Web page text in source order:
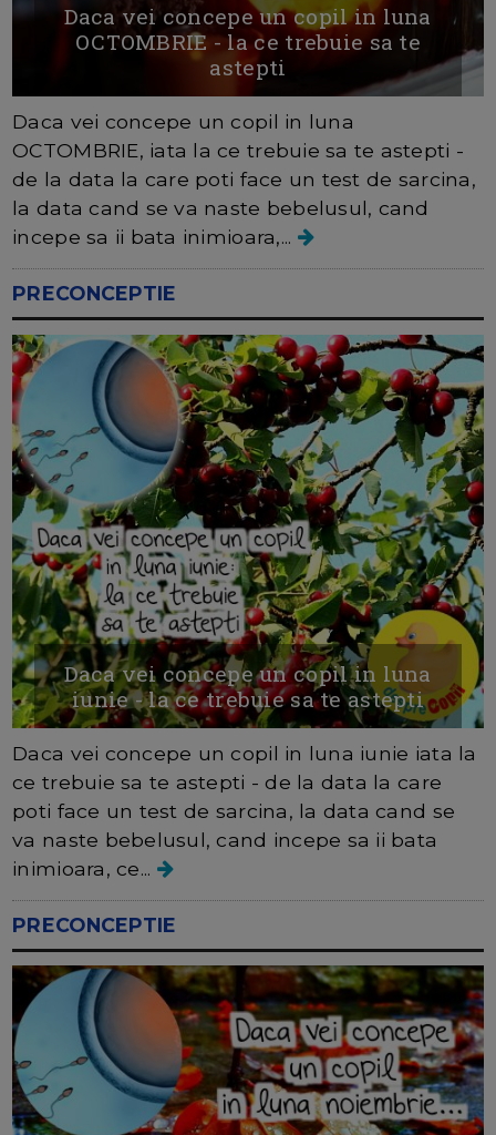
Daca vei concepe un copil in luna
OCTOMBRIE - la ce trebuie sa te
astepti
Daca vei concepe un copil in luna
OCTOMBRIE, iata la ce trebuie sa te astepti -
de la data la care poti face un test de sarcina,
la data cand se va naste bebelusul, cand
incepe sa ii bata inimioara,...
PRECONCEPTIE
Daca vei concepe un copil in luna
iunie - la ce trebuie sa te astepti
Daca vei concepe un copil in luna iunie iata la
ce trebuie sa te astepti - de la data la care
poti face un test de sarcina, la data cand se
va naste bebelusul, cand incepe sa ii bata
inimioara, ce...
PRECONCEPTIE